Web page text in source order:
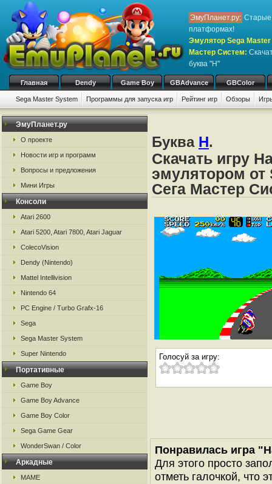
ЭмуПланет.ру: Старые
платформах!
Эмулятор Sega Master
Мастер Систем:
буква "H"
Главная Dendy Game Boy GBAdvance GBColor
Sega Master System Программы для запуска игр Рейтинг игр Обзоры
ЭмуПланет.ру
О проекте
Новости игр и программ
Вопросы и предложения
Мини Игры
Консоли
Atari 2600
Atari 5200, Atari 7800, Atari Jaguar
ColecoVision
Dendy (Nintendo)
Mattel Intellivision
Nintendo 64
PC Engine / Turbo Grafx-16
Sega
Sega Master System
Super Nintendo
Портативные
Game Boy
Game Boy Advance
Game Boy Color
Sega Game Gear
WonderSwan / Color
Аркадные
MAME
Буква H.
Скачать игру
эмулятором от
Сега Мастер
Голосуй за игру:
Понравилась игра
Для этого просто
отметь галочкой, что